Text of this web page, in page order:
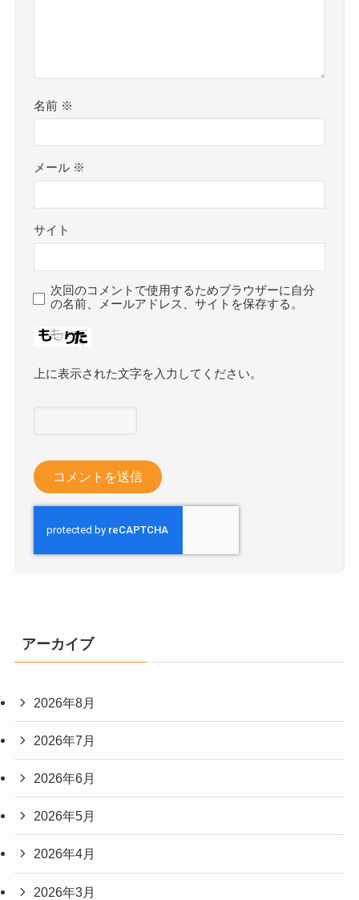
名前 ※
メール ※
サイト
次回のコメントで使用するためブラウザーに自分
の名前、メールアドレス、サイトを保存する。
上に表示された文字を入力してください。
アーカイブ
2026年8月
2026年7月
2026年6月
2026年5月
2026年4月
2026年3月